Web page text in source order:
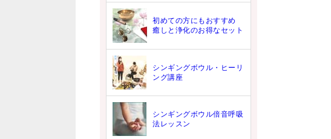
初めての方にもおすすめ
癒しと浄化のお得なセット
シンギングボウル・ヒーリ
ング講座
シンギングボウル倍音呼吸
法レッスン